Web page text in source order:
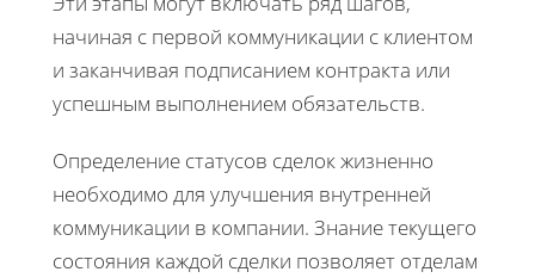
начиная с первой коммуникации с клиентом
и заканчивая подписанием контракта или
успешным выполнением обязательств.
Определение статусов сделок жизненно
необходимо для улучшения внутренней
коммуникации в компании. Знание текущего
состояния каждой сделки позволяет отделам